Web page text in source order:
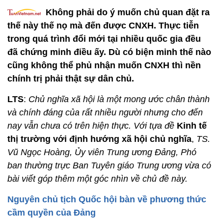
Không phải do ý muốn chủ quan đặt ra
thế này thế nọ mà đến được CNXH. Thực tiễn
trong quá trình đổi mới tại nhiều quốc gia đều
đã chứng minh điều ấy. Dù có biện minh thế nào
cũng không thể phủ nhận muốn CNXH thì nền
chính trị phải thật sự dân chủ.
LTS: Chủ nghĩa xã hội là một mong ước chân thành
và chính đáng của rất nhiều người nhưng cho đến
nay vẫn chưa có trên hiện thực. Với tựa đề Kinh tế
thị trường với định hướng xã hội chủ nghĩa, TS.
Vũ Ngọc Hoàng, Ủy viên Trung ương Đảng, Phó
ban thường trực Ban Tuyên giáo Trung ương vừa có
bài viết góp thêm một góc nhìn về chủ đề này.
Nguyên chủ tịch Quốc hội bàn về phương thức
cầm quyền của Đảng